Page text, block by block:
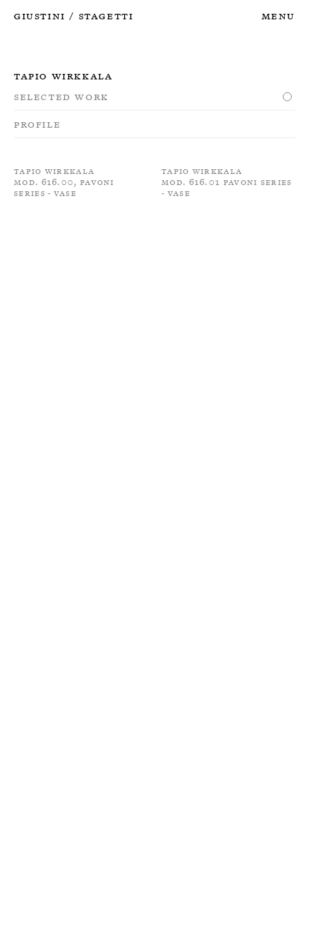
Giustini / Stagetti Menu
Tapio Wirkkala
Selected Work
Profile
Tapio Wirkkala
Mod. 616.00, Pavoni
Series - Vase
Tapio Wirkkala
Mod. 616.01 Pavoni Series
- Vase